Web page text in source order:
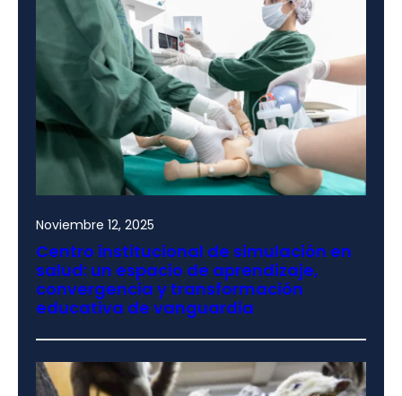
Noviembre 12, 2025
Centro institucional de simulación en
salud: un espacio de aprendizaje,
convergencia y transformación
educativa de vanguardia